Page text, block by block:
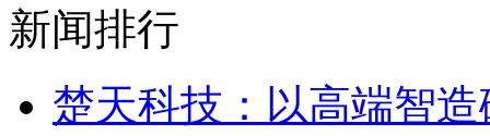
新闻排行
楚天科技：以高端智